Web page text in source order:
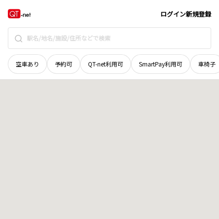
ログイン新規登録
空車あり 予約可 QT-net利用可 SmartPay利用可 車椅子
青森県